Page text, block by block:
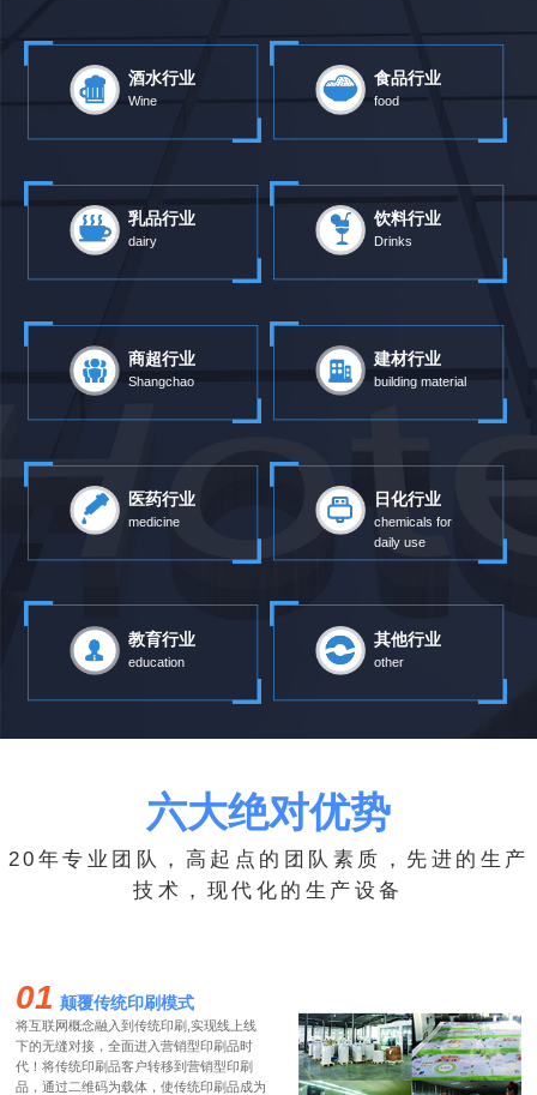
酒水行业
Wine
食品行业
food
乳品行业
dairy
饮料行业
Drinks
商超行业
Shangchao
建材行业
building material
医药行业
medicine
日化行业
chemicals for
daily use
教育行业
education
其他行业
other
六大绝对优势
20年专业团队，高起点的团队素质，先进的生产
技术，现代化的生产设备
01 颠覆传统印刷模式
将互联网概念融入到传统印刷,实现线上线
下的无缝对接，全面进入营销型印刷品时
代！将传统印刷品客户转移到营销型印刷
品，通过二维码为载体，使传统印刷品成为